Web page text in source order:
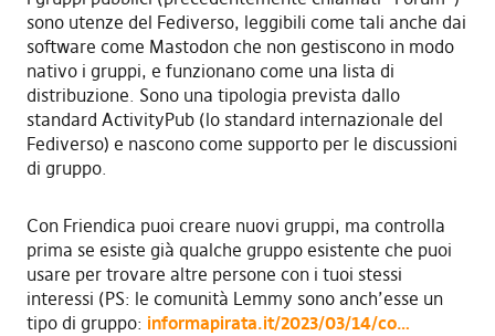
sono utenze del Fediverso, leggibili come tali anche dai
software come Mastodon che non gestiscono in modo
nativo i gruppi, e funzionano come una lista di
distribuzione. Sono una tipologia prevista dallo
standard ActivityPub (lo standard internazionale del
Fediverso) e nascono come supporto per le discussioni
di gruppo.
Con Friendica puoi creare nuovi gruppi, ma controlla
prima se esiste già qualche gruppo esistente che puoi
usare per trovare altre persone con i tuoi stessi
interessi (PS: le comunità Lemmy sono anch’esse un
tipo di gruppo: informapirata.it/2023/03/14/co…